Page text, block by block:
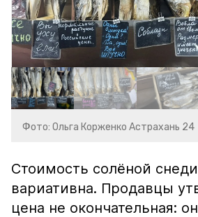
Фото: Ольга Корженко Астрахань 24
Стоимость солёной
вариативна. Продавцы
цена не окончательная: